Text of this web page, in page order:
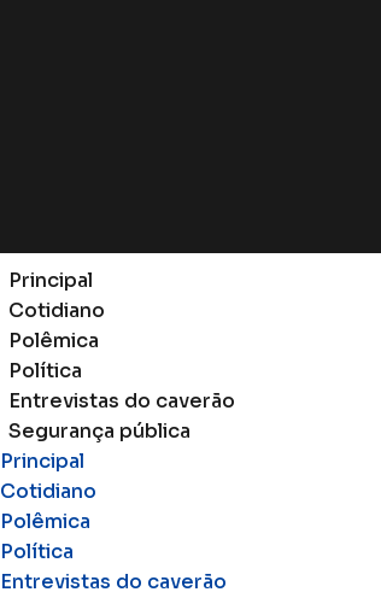
Principal
Cotidiano
Polêmica
Política
Entrevistas do caverão
Segurança pública
Principal
Cotidiano
Polêmica
Política
Entrevistas do caverão